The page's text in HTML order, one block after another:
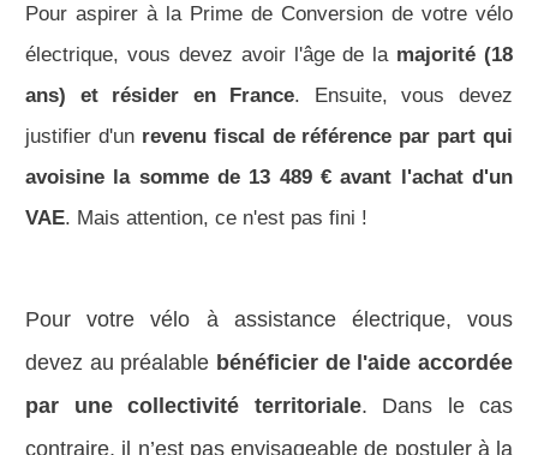
Pour aspirer à la Prime de Conversion de votre vélo
électrique, vous devez avoir l'âge de la majorité (18
ans) et résider en France. Ensuite, vous devez
justifier d'unrevenu fiscal de référence par part qui
avoisine la somme de 13 489 € avant l'achat d'un
VAE. Mais attention, ce n'est pas fini !
Pour votre vélo à assistance électrique, vous
devez au préalable bénéficier de l'aide accordée
par une collectivité territoriale. Dans le cas
contraire, il n’est pas envisageable de postuler à la